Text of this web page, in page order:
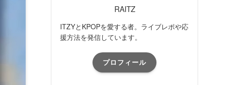
RAITZ
ITZYとKPOPを愛する者。ライブレポや応
援方法を発信しています。
プロフィール